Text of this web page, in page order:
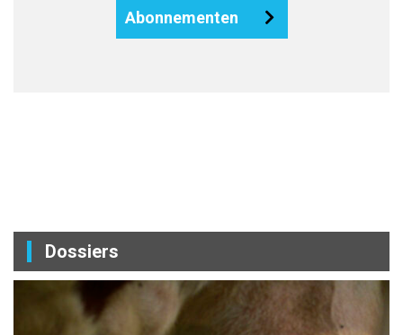
Abonnementen
Dossiers